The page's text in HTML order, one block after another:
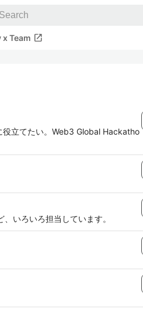
x Team open_in_new
立てたい。Web3 Global Hackatho
いろいろ担当しています。